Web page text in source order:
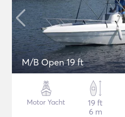
M/B Open 19 ft
Motor Yacht
19 ft
6 m